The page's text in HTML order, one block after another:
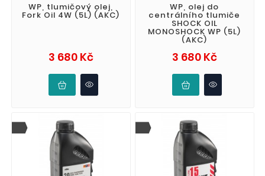
WP, tlumičový olej,
Fork Oil 4W (5L) (AKC)
3 680 KčCena
WP, olej do
centrálního tlumiče
SHOCK OIL
MONOSHOCK WP (5L)
(AKC)
3 680 KčCena